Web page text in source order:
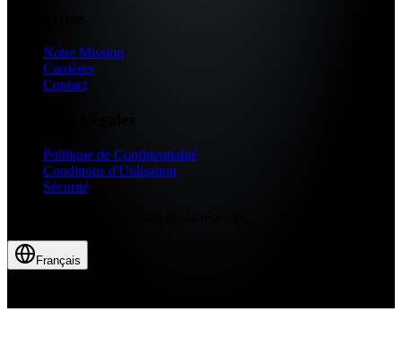
Notre Mission
Carrières
Contact
Politique de Confidentialité
Conditions d'Utilisation
Sécurité
Français